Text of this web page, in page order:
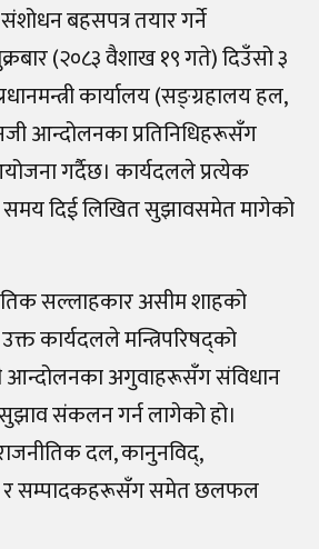
बहसपत्र तयार गर्ने
(२०८३ वैशाख १९ गते) दिउँसो ३
कार्यालय (सङ्ग्रहालय हल,
आन्दोलनका प्रतिनिधिहरूसँग
गर्दैछ। कार्यदलले प्रत्येक
समय दिई लिखित सुझावसमेत मागेको
सल्लाहकार असीम शाहको
कार्यदलले मन्त्रिपरिषद्को
आन्दोलनका अगुवाहरूसँग संविधान
संकलन गर्न लागेको हो।
दल, कानुनविद्,
र सम्पादकहरूसँग समेत छलफल